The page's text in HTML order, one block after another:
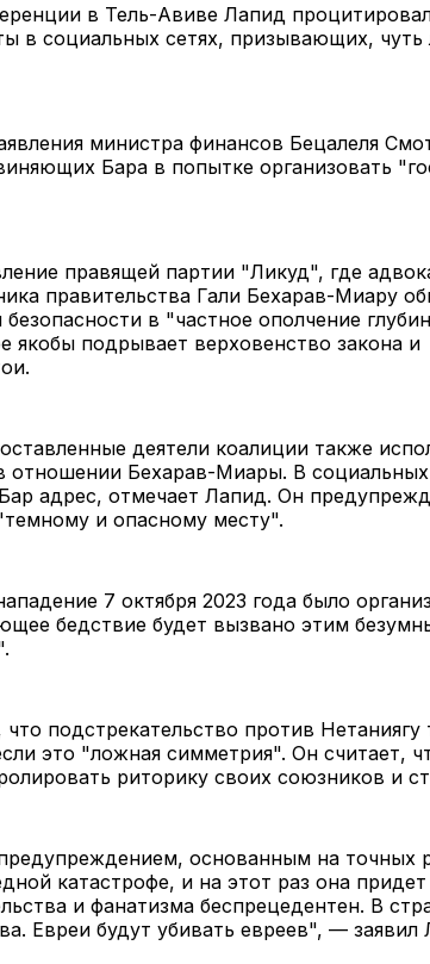
в Тель-Авиве Лапид
в социальных сетях, призывающих, чуть
министра финансов Бецалеля
Бара в попытке организовать
правящей партии "Ликуд", где
правительства Гали Бехарав-Миару
в "частное ополчение
якобы подрывает верховенство закона и
деятели коалиции также
отношении Бехарав-Миары. В социальных
адрес, отмечает Лапид. Он
и опасному месту".
7 октября 2023 года было
бедствие будет вызвано этим
подстрекательство против
это "ложная симметрия". Он считает,
риторику своих союзников и
основанным на точных
катастрофе, и на этот раз она придет
и фанатизма беспрецедентен. В
Евреи будут убивать евреев", — заявил